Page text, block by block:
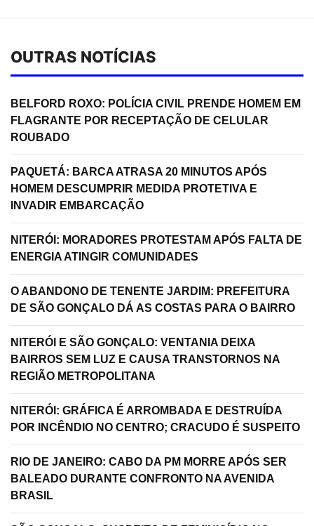
OUTRAS NOTÍCIAS
BELFORD ROXO: POLÍCIA CIVIL PRENDE HOMEM EM
FLAGRANTE POR RECEPTAÇÃO DE CELULAR
ROUBADO
PAQUETÁ: BARCA ATRASA 20 MINUTOS APÓS
HOMEM DESCUMPRIR MEDIDA PROTETIVA E
INVADIR EMBARCAÇÃO
NITERÓI: MORADORES PROTESTAM APÓS FALTA DE
ENERGIA ATINGIR COMUNIDADES
O ABANDONO DE TENENTE JARDIM: PREFEITURA
DE SÃO GONÇALO DÁ AS COSTAS PARA O BAIRRO
NITERÓI E SÃO GONÇALO: VENTANIA DEIXA
BAIRROS SEM LUZ E CAUSA TRANSTORNOS NA
REGIÃO METROPOLITANA
NITERÓI: GRÁFICA É ARROMBADA E DESTRUÍDA
POR INCÊNDIO NO CENTRO; CRACUDO É SUSPEITO
RIO DE JANEIRO: CABO DA PM MORRE APÓS SER
BALEADO DURANTE CONFRONTO NA AVENIDA
BRASIL